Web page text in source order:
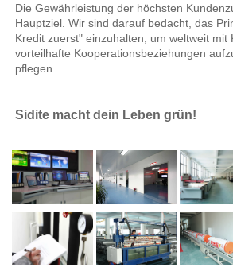
Die Gewährleistung der höchsten
Hauptziel. Wir sind darauf bedacht, das
Kredit zuerst" einzuhalten, um weltweit mit
vorteilhafte Kooperationsbeziehungen
pflegen.
Sidite macht dein Leben grün!